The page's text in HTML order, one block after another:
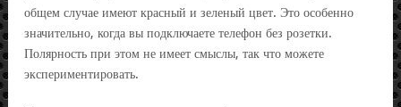
общем случае имеют красный и зеленый цвет. Это особенно
значительно, когда вы подключаете телефон без розетки.
Полярность при этом не имеет смыслы, так что можете
экспериментировать.